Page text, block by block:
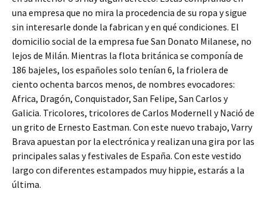
una empresa que no mira la procedencia de su ropa y sigue
sin interesarle donde la fabrican y en qué condiciones. El
domicilio social de la empresa fue San Donato Milanese, no
lejos de Milán. Mientras la flota británica se componía de
186 bajeles, los españoles solo tenían 6, la friolera de
ciento ochenta barcos menos, de nombres evocadores:
Africa, Dragón, Conquistador, San Felipe, San Carlos y
Galicia. Tricolores, tricolores de Carlos Modernell y Nació de
un grito de Ernesto Eastman. Con este nuevo trabajo, Varry
Brava apuestan por la electrónica y realizan una gira por las
principales salas y festivales de España. Con este vestido
largo con diferentes estampados muy hippie, estarás a la
última.